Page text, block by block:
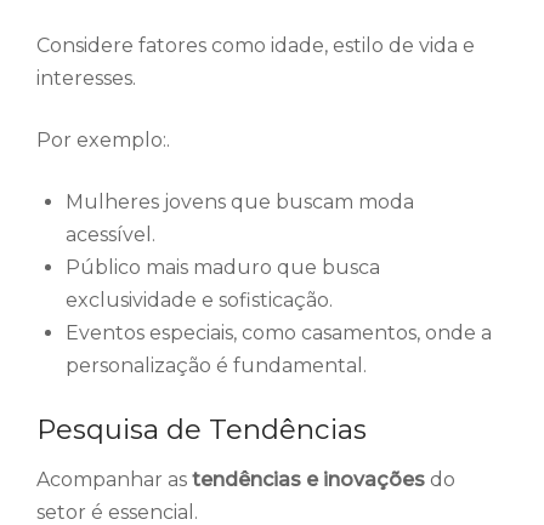
Considere fatores como idade, estilo de vida e
interesses.
Por exemplo:.
Mulheres jovens que buscam moda
acessível.
Público mais maduro que busca
exclusividade e sofisticação.
Eventos especiais, como casamentos, onde a
personalização é fundamental.
Pesquisa de Tendências
Acompanhar as tendências e inovações do
setor é essencial.